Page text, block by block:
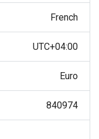
French
UTC+04:00
Euro
840974